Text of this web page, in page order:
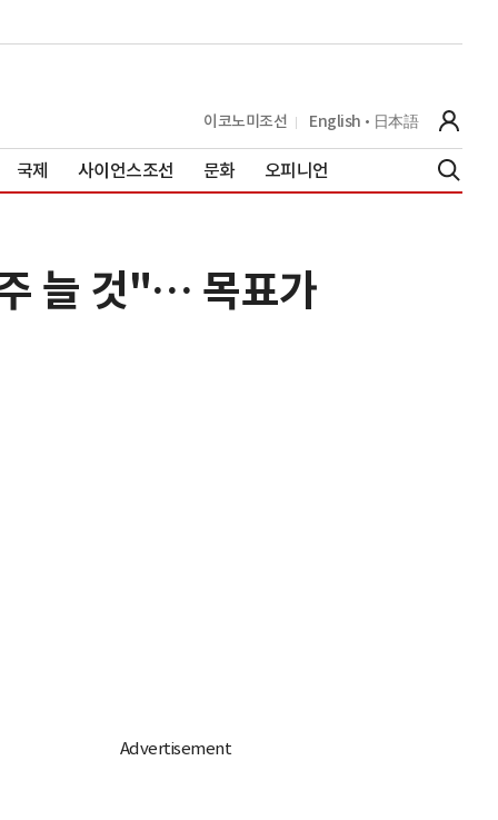
이코노미조선 English 日本語
국제 사이언스조선 문화 오피니언
늘 것"… 목표가